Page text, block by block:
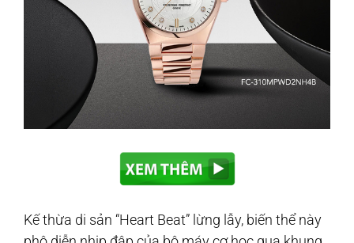
Kế thừa di sản “Heart Beat” lừng lẫy, biến thể này